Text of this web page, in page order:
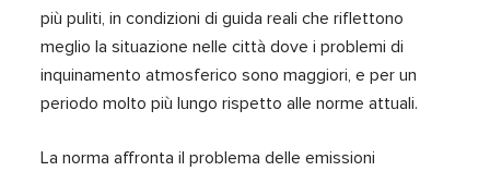
più puliti, in condizioni di guida reali che riflettono
meglio la situazione nelle città dove i problemi di
inquinamento atmosferico sono maggiori, e per un
periodo molto più lungo rispetto alle norme attuali.
La norma affronta il problema delle emissioni